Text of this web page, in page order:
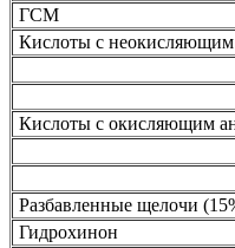
ГСМ
Кислоты с
Кислоты с окисляющим
Разбавленные щелочи
Гидрохинон